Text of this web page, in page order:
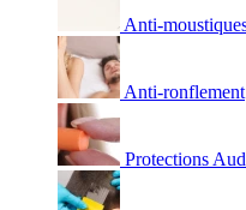
Anti-
Anti-ronflement
Protections